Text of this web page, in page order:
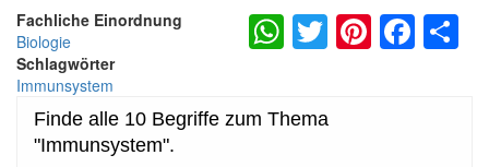
Fachliche Einordnung
Biologie
Schlagwörter
Immunsystem
WhatsApp
Twitter